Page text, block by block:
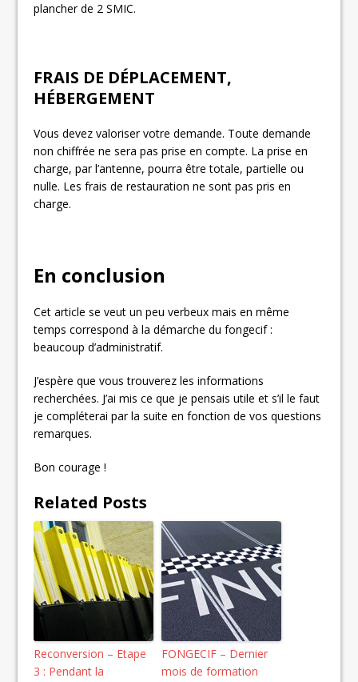
plancher de 2 SMIC.
FRAIS DE DÉPLACEMENT,
HÉBERGEMENT
Vous devez valoriser votre demande. Toute demande
non chiffrée ne sera pas prise en compte. La prise en
charge, par l’antenne, pourra être totale, partielle ou
nulle. Les frais de restauration ne sont pas pris en
charge.
En conclusion
Cet article se veut un peu verbeux mais en même
temps correspond à la démarche du fongecif :
beaucoup d’administratif.
J’espère que vous trouverez les informations
recherchées. J’ai mis ce que je pensais utile et s’il le faut
je compléterai par la suite en fonction de vos questions
remarques.
Bon courage !
Related Posts
Reconversion – Etape
3 : Pendant la
FONGECIF – Dernier
mois de formation